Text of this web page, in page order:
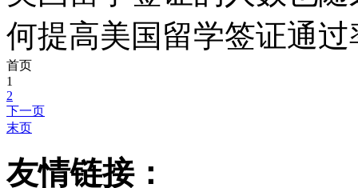
何提高美国留学签证通
首页
1
2
下一页
末页
友情链接：